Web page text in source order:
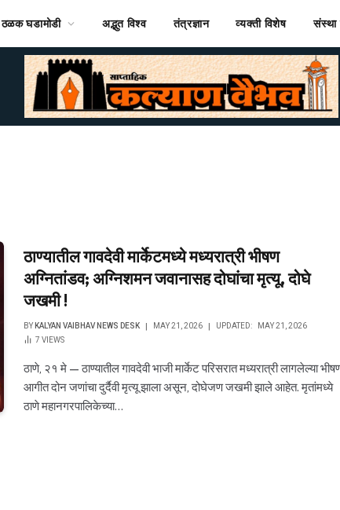
ठळक घडामोडी अद्भुत विश्व तंत्रज्ञान व्यक्ती विशेष संस्था
ठाण्यातील गावदेवी मार्केटमध्ये मध्यरात्री भीषण
अग्नितांडव; अग्निशमन जवानासह दोघांचा मृत्यू, दोघे
जखमी !
BY KALYAN VAIBHAV NEWS DESK MAY 21, 2026 UPDATED:
MAY 21, 2026
7VIEWS
ठाणे, २१ मे — ठाण्यातील गावदेवी भाजी मार्केट परिसरात मध्यरात्री लागलेल्या
आगीत दोन जणांचा दुर्दैवी मृत्यू झाला असून, दोघेजण जखमी झाले आहेत. मृतांमध्ये
ठाणे महानगरपालिकेच्या…